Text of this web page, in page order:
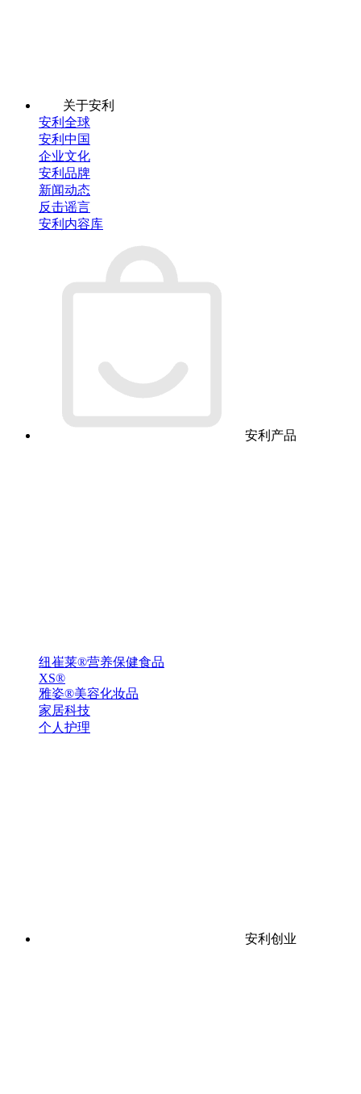
关于安利
安利全球
安利中国
企业文化
安利品牌
新闻动态
反击谣言
安利内容库
安利产品
纽崔莱®营养保健食品
XS®
雅姿®美容化妆品
家居科技
个人护理
安利创业